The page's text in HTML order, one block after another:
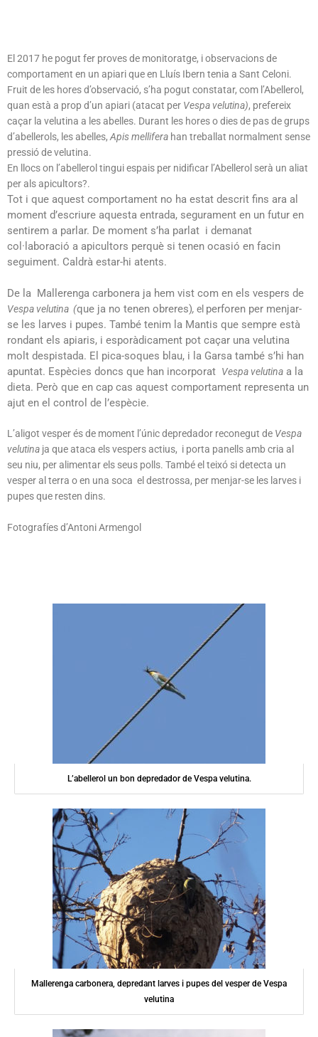
El 2017 he pogut fer proves de monitoratge, i observacions de
comportament en un apiari que en Lluís Ibern tenia a Sant Celoni.
Fruit de les hores d’observació, s’ha pogut constatar, com l’Abellerol,
quan està a prop d’un apiari (atacat per Vespa velutina), prefereix
caçar la velutina a les abelles. Durant les hores o dies de pas de grups
d’abellerols, les abelles, Apis mellifera han treballat normalment sense
pressió de velutina.
En llocs on l’abellerol tingui espais per nidificar l’Abellerol serà un aliat
per als apicultors?.
Tot i que aquest comportament no ha estat descrit fins ara al
moment d’escriure aquesta entrada, segurament en un futur en
sentirem a parlar. De moment s’ha parlat i demanat
col·laboració a apicultors perquè si tenen ocasió en facin
seguiment. Caldrà estar-hi atents.
De la Mallerenga carbonera ja hem vist com en els vespers de
Vespa velutina (que ja no tenen obreres), el perforen per menjar-
se les larves i pupes. També tenim l a Mantis que sempre està
rondant els apiaris, i esporàdicament pot caçar una velutina
molt despistada. El pica-soques blau, i la Garsa també s’hi han
apuntat. Espècies doncs que han incorporat Vespa velutina a la
dieta. Però que en cap cas aquest comportament representa un
ajut en el control de l’espècie.
L’aligot vesper és de moment l’únic depredador reconegut de Vespa
velutina ja que ataca els vespers actius, i porta panells amb cria al
seu niu, per alimentar els seus polls. També el teixó si detecta un
vesper al terra o en una soca el destrossa, per menjar-se les larves i
pupes que resten dins.
Fotografíes d’Antoni Armengol
L’abellerol un bon depredador de Vespa velutina.
Mallerenga carbonera, depredant larves i pupes del vesper de Vespa
velutina